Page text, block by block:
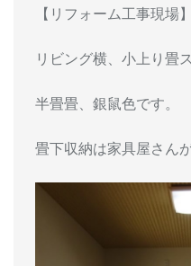
【リフォーム工事現場】
リビング横、小上り畳
半畳畳、銀鼠色です。
畳下収納は家具屋さん